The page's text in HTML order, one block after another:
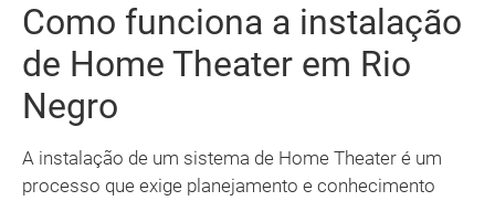
Como funciona a instalação
de Home Theater em Rio
Negro
A instalação de um sistema de Home Theater é um
processo que exige planejamento e conhecimento